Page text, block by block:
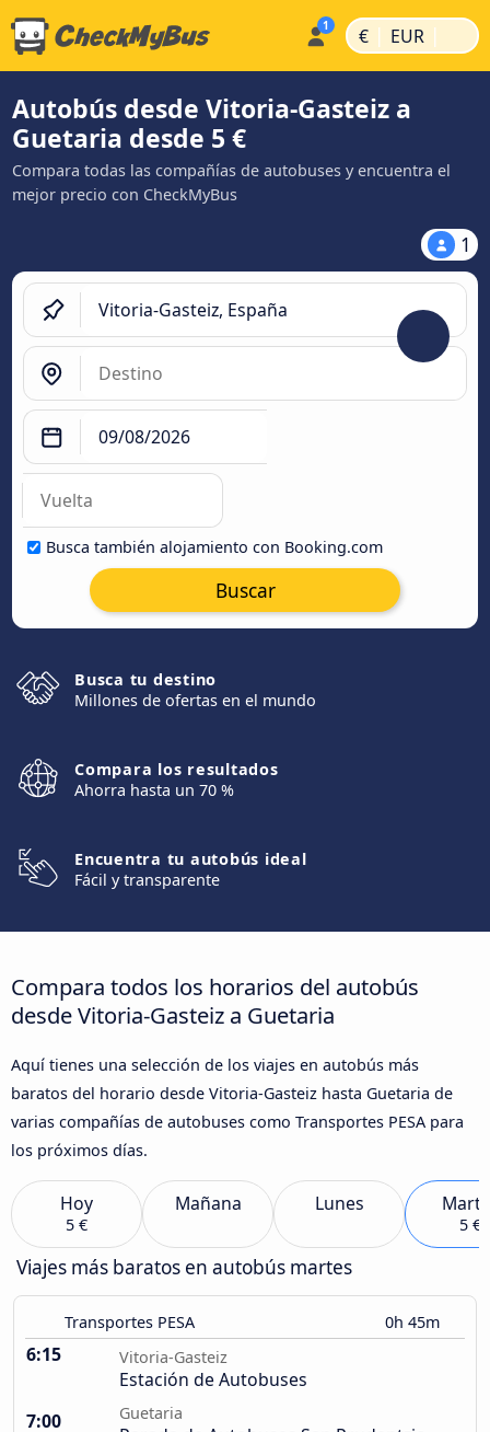
€ | EUR |
Autobús desde Vitoria-Gasteiz a
Guetaria desde 5 €
Compara todas las compañías de autobuses y encuentra el
mejor precio con CheckMyBus
1
Busca también alojamiento con Booking.com
Buscar
Busca tu destino
Millones de ofertas en el mundo
Compara los resultados
Ahorra hasta un 70 %
Encuentra tu autobús ideal
Fácil y transparente
Compara todos los horarios del autobús
desde Vitoria-Gasteiz a Guetaria
Aquí tienes una selección de los viajes en autobús más
baratos del horario desde Vitoria-Gasteiz hasta Guetaria de
varias compañías de autobuses como Transportes PESA para
los próximos días.
Hoy
5 €
Mañana Lunes
5 €
Viajes más baratos en autobús martes
Transportes PESA 0h 45m
6:15 Vitoria-Gasteiz
Estación de Autobuses
7:00
Guetaria